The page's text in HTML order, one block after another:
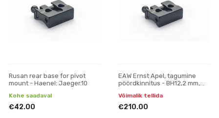
Rusan rear base for pivot
mount - Haenel: Jaeger.10
Kohe saadaval
€42.00
EAW Ernst Apel, tagumine
pöördkinnitus - BH12,2 mm,
Võimalik tellida
€210.00